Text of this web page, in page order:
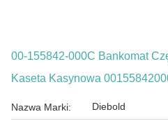
00-155842-000C Bankomat
Kaseta Kasynowa
Nazwa Marki: Diebold